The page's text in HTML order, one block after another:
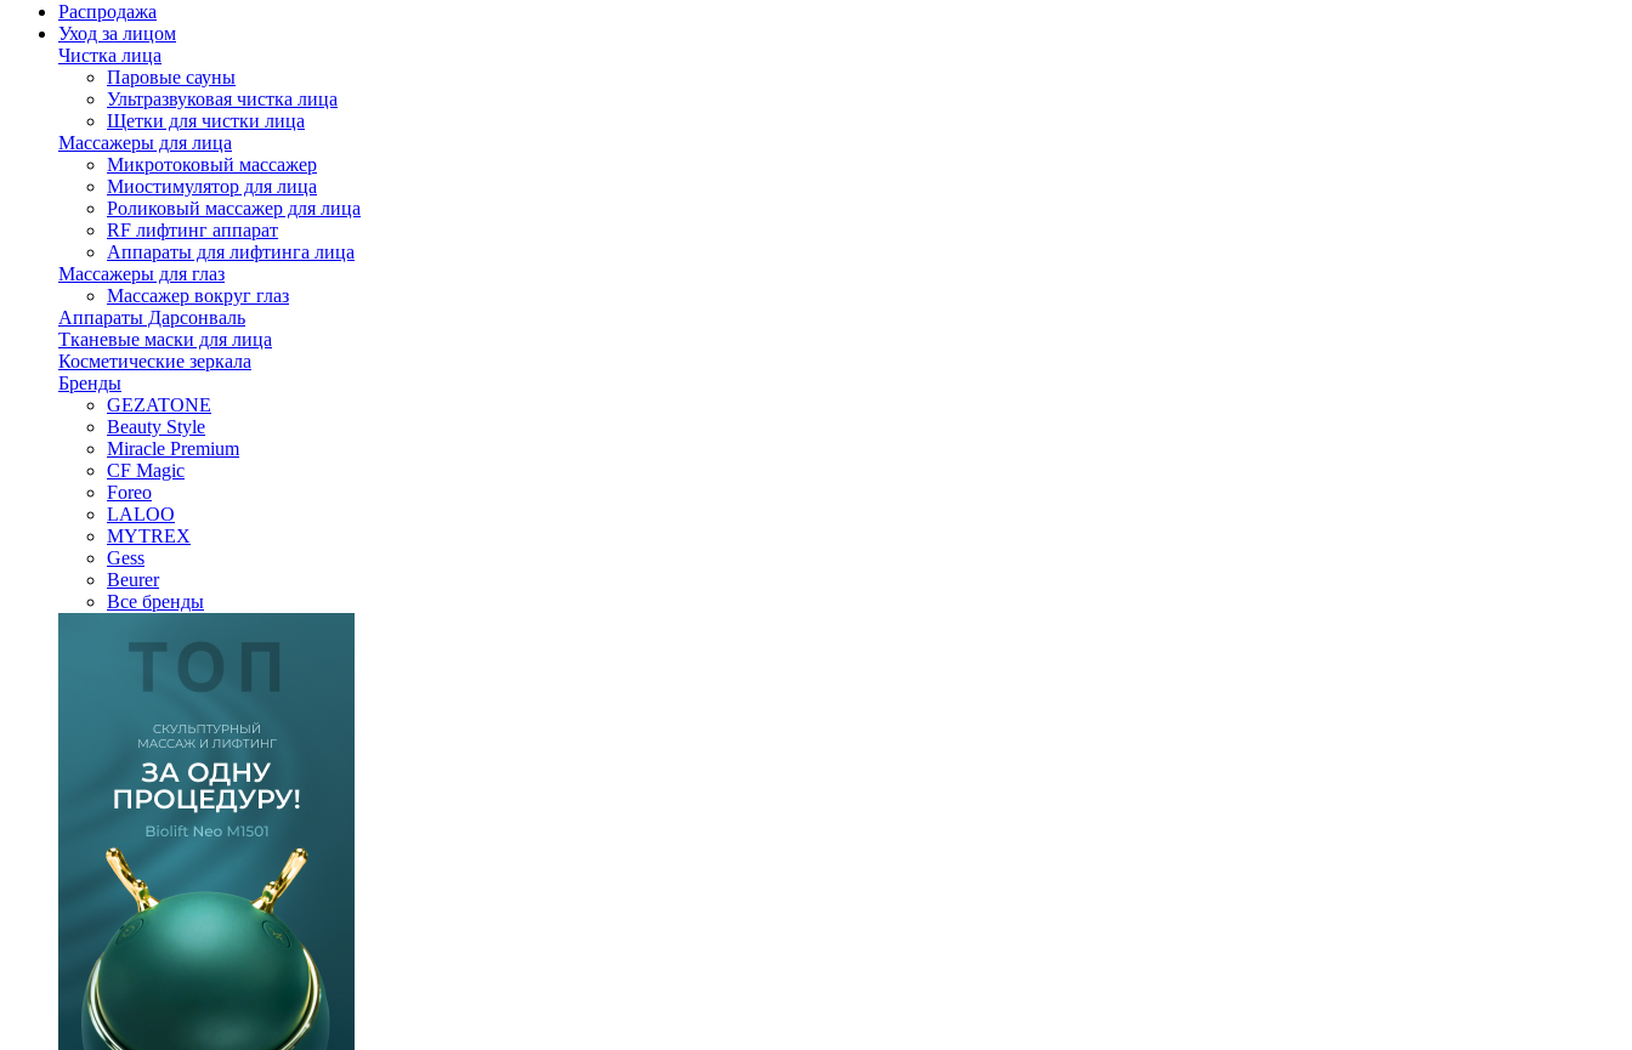
Распродажа
Уход за лицом
Чистка лица
Паровые сауны
Ультразвуковая чистка лица
Щетки для чистки лица
Массажеры для лица
Микротоковый массажер
Миостимулятор для лица
Роликовый массажер для лица
RF лифтинг аппарат
Аппараты для лифтинга лица
Массажеры для глаз
Массажер вокруг глаз
Аппараты Дарсонваль
Тканевые маски для лица
Косметические зеркала
Бренды
GEZATONE
Beauty Style
Miracle Premium
CF Magic
Foreo
LALOO
MYTREX
Gess
Beurer
Все бренды